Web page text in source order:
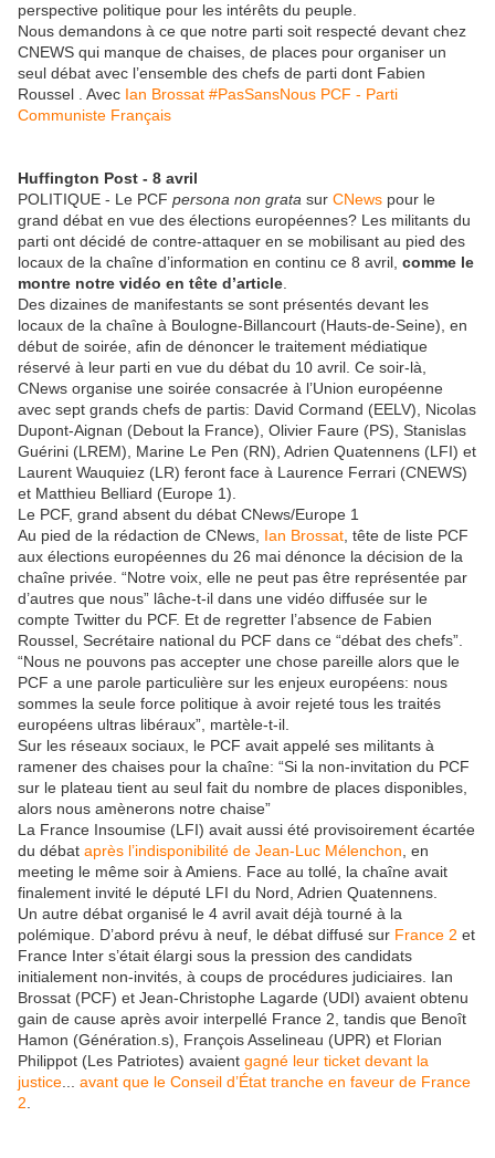
perspective politique pour les intérêts du peuple.
Nous demandons à ce que notre parti soit respecté devant chez
CNEWS qui manque de chaises, de places pour organiser un
seul débat avec l’ensemble des chefs de parti dont Fabien
Roussel . Avec Ian Brossat #PasSansNous PCF - Parti
Communiste Français
Huffington Post - 8 avril
POLITIQUE - Le PCF persona non grata sur CNews pour le
grand débat en vue des élections européennes? Les militants du
parti ont décidé de contre-attaquer en se mobilisant au pied des
locaux de la chaîne d’information en continu ce 8 avril, comme le
montre notre vidéo en tête d’article
Des dizaines de manifestants se sont présentés devant les
locaux de la chaîne à Boulogne-Billancourt (Hauts-de-Seine), en
début de soirée, afin de dénoncer le traitement médiatique
réservé à leur parti en vue du débat du 10 avril. Ce soir-là,
CNews organise une soirée consacrée à l’Union européenne
avec sept grands chefs de partis: David Cormand (EELV), Nicolas
Dupont-Aignan (Debout la France), Olivier Faure (PS), Stanislas
Guérini (LREM), Marine Le Pen (RN), Adrien Quatennens (LFI) et
Laurent Wauquiez (LR) feront face à Laurence Ferrari (CNEWS)
et Matthieu Belliard (Europe 1).
Le PCF, grand absent du débat CNews/Europe 1
Au pied de la rédaction de CNews, Ian Brossat , tête de liste PCF
aux élections européennes du 26 mai dénonce la décision de la
chaîne privée. “Notre voix, elle ne peut pas être représentée par
d’autres que nous” lâche-t-il dans une vidéo diffusée sur le
compte Twitter du PCF. Et de regretter l’absence de Fabien
Roussel, Secrétaire national du PCF dans ce “débat des chefs”.
“Nous ne pouvons pas accepter une chose pareille alors que le
PCF a une parole particulière sur les enjeux européens: nous
sommes la seule force politique à avoir rejeté tous les traités
européens ultras libéraux”, martèle-t-il.
Sur les réseaux sociaux, le PCF avait appelé ses militants à
ramener des chaises pour la chaîne: “Si la non-invitation du PCF
sur le plateau tient au seul fait du nombre de places disponibles,
alors nous amènerons notre chaise”
La France Insoumise (LFI) avait aussi été provisoirement écartée
du débat après l’indisponibilité de Jean-Luc Mélenchon , en
meeting le même soir à Amiens. Face au tollé, la chaîne avait
finalement invité le député LFI du Nord, Adrien Quatennens.
Un autre débat organisé le 4 avril avait déjà tourné à la
polémique. D’abord prévu à neuf, le débat diffusé sur France 2 et
France Inter s’était élargi sous la pression des candidats
initialement non-invités, à coups de procédures judiciaires. Ian
Brossat (PCF) et Jean-Christophe Lagarde (UDI) avaient obtenu
gain de cause après avoir interpellé France 2, tandis que Benoît
Hamon (Génération.s), François Asselineau (UPR) et Florian
Philippot (Les Patriotes) avaient gagné leur ticket devant la
justice
avant que le Conseil d’État tranche en faveur de France
2